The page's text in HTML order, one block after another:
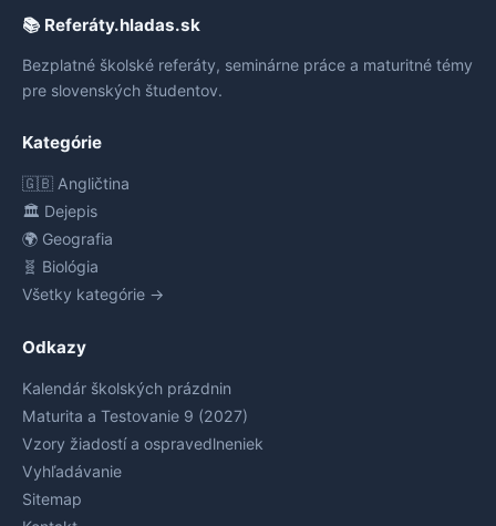
📚 Referáty.hladas.sk
Bezplatné školské referáty, seminárne práce a maturitné témy
pre slovenských študentov.
Kategórie
🇬🇧 Angličtina
🏛️ Dejepis
🌍 Geografia
🧬 Biológia
Všetky kategórie →
Odkazy
Kalendár školských prázdnin
Maturita a Testovanie 9 (2027)
Vzory žiadostí a ospravedlneniek
Vyhľadávanie
Sitemap